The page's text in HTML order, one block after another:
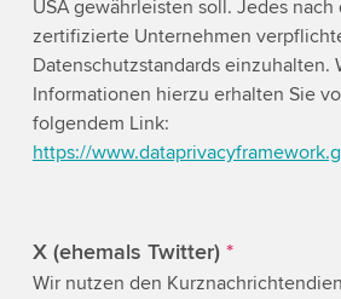
USA gewährleisten soll. Jedes nach
zertifizierte Unternehmen
Datenschutzstandards einzuhalten.
Informationen hierzu erhalten Sie
folgendem Link:
https://
X (ehemals Twitter) *
Wir nutzen den